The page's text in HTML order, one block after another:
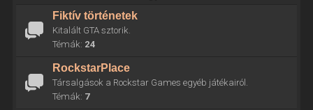
Fiktív történetek
Kitalált GTA sztorik.
Témák: 24
RockstarPlace
Társalgások a Rockstar Games egyéb játékairól.
Témák: 7